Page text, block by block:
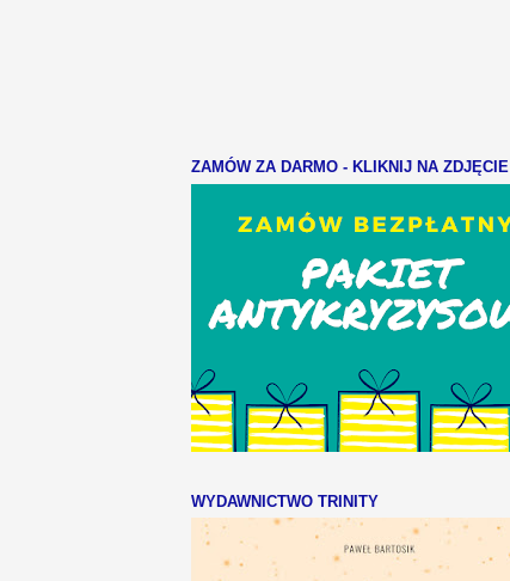
ZAMÓW ZA DARMO - KLIKNIJ NA ZDJĘCIE
WYDAWNICTWO TRINITY